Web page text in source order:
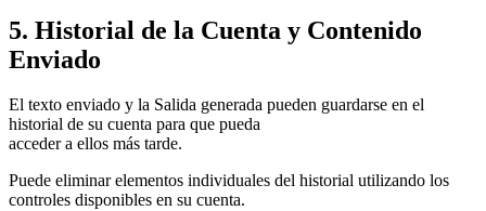
5. Historial de la Cuenta y Contenido
Enviado
El texto enviado y la Salida generada pueden guardarse en el
historial de su cuenta para que pueda
acceder a ellos más tarde.
Puede eliminar elementos individuales del historial utilizando los
controles disponibles en su cuenta.